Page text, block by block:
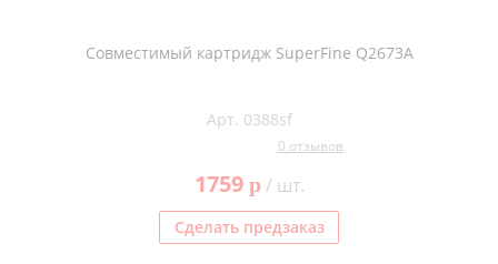
Совместимый картридж SuperFine Q2673A
Арт. 0388sf
0 отзывов
1759 p/ шт.
Сделать предзаказ